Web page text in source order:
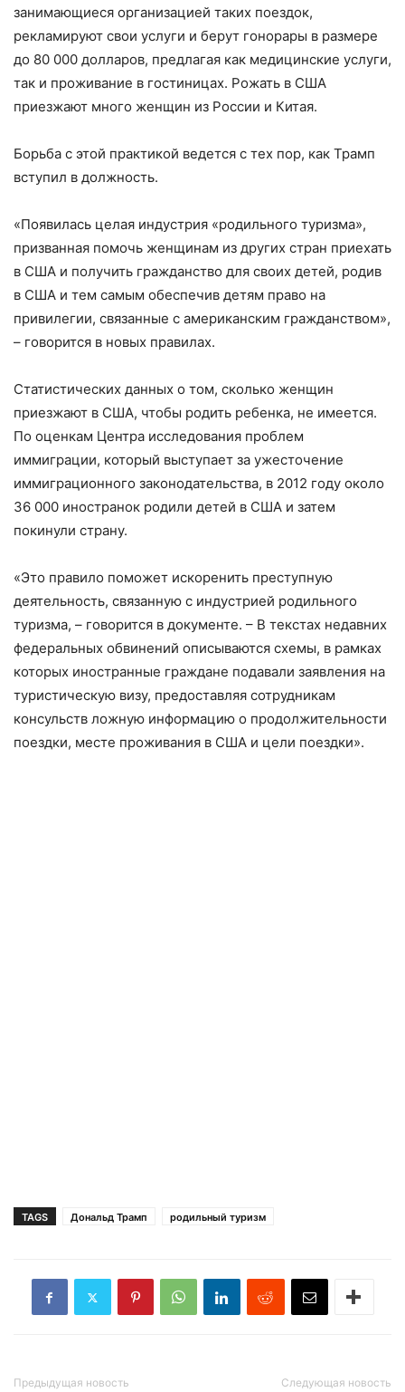
занимающиеся организацией таких поездок,
рекламируют свои услуги и берут гонорары в размере
до 80 000 долларов, предлагая как медицинские услуги,
так и проживание в гостиницах. Рожать в США
приезжают много женщин из России и Китая.
Борьба с этой практикой ведется с тех пор, как Трамп
вступил в должность.
«Появилась целая индустрия «родильного туризма»,
призванная помочь женщинам из других стран приехать
в США и получить гражданство для своих детей, родив
в США и тем самым обеспечив детям право на
привилегии, связанные с американским гражданством»,
– говорится в новых правилах.
Статистических данных о том, сколько женщин
приезжают в США, чтобы родить ребенка, не имеется.
По оценкам Центра исследования проблем
иммиграции, который выступает за ужесточение
иммиграционного законодательства, в 2012 году около
36 000 иностранок родили детей в США и затем
покинули страну.
«Это правило поможет искоренить преступную
деятельность, связанную с индустрией родильного
туризма, – говорится в документе. ­– В текстах недавних
федеральных обвинений описываются схемы, в рамках
которых иностранные граждане подавали заявления на
туристическую визу, предоставляя сотрудникам
консульств ложную информацию о продолжительности
поездки, месте проживания в США и цели поездки».
TAGS Дональд Трамп родильный туризм
Предыдущая новость Следующая новость